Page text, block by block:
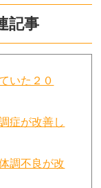
記事
いた２０
症が改善し
調不良が改